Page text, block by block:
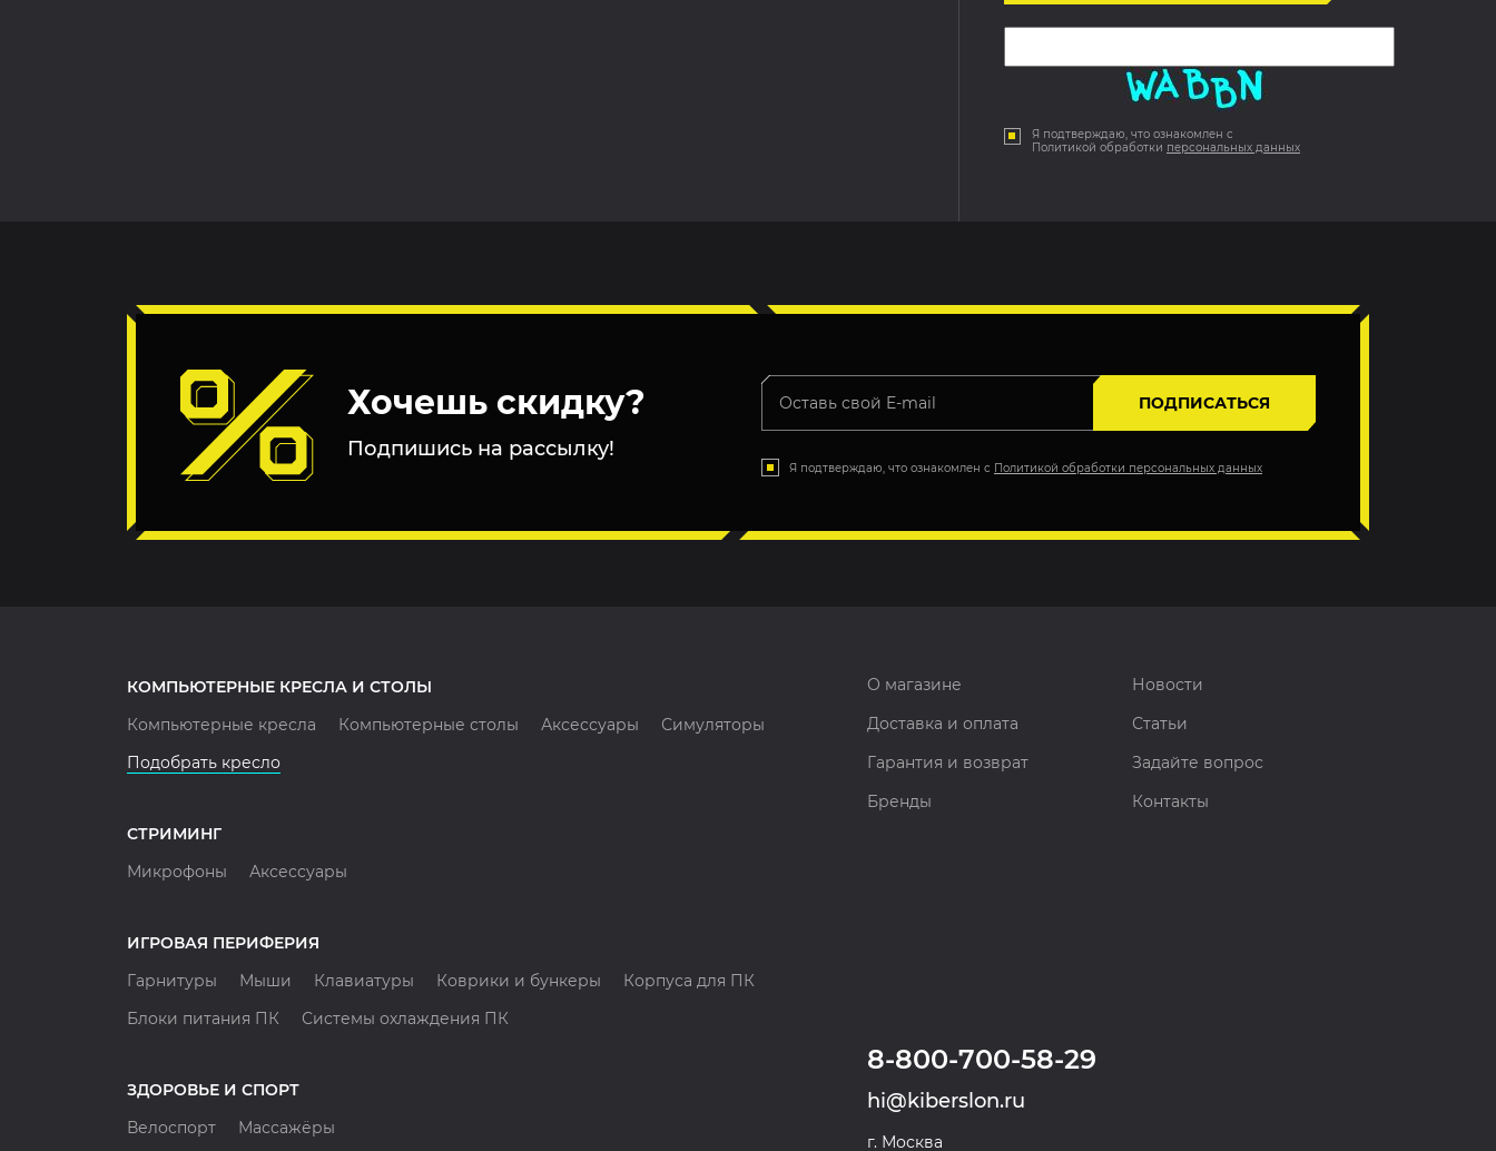
Я подтверждаю, что ознакомлен с
Политикой обработки персональных данных
Хочешь скидку?
Подпишись на рассылку!
ПОДПИСАТЬСЯ
Я подтверждаю, что ознакомлен с Политикой обработки персональных данных
КОМПЬЮТЕРНЫЕ КРЕСЛА И СТОЛЫ
Компьютерные кресла
Компьютерные столы Аксессуары
Симуляторы
Подобрать кресло
СТРИМИНГ
Микрофоны
Аксессуары
ИГРОВАЯ ПЕРИФЕРИЯ
Гарнитуры
Мыши Клавиатуры Коврики и бункеры
Корпуса для ПК
Блоки питания ПК
Системы охлаждения ПК
ЗДОРОВЬЕ И СПОРТ
Велоспорт
Массажёры
О магазине
Новости
Доставка и оплата
Статьи
Гарантия и возврат
Задайте вопрос
Бренды
Контакты
8-800-700-58-29
hi@kiberslon.ru
г. Москва